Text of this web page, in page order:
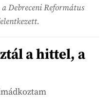
Debreceni Református
a hittel, a